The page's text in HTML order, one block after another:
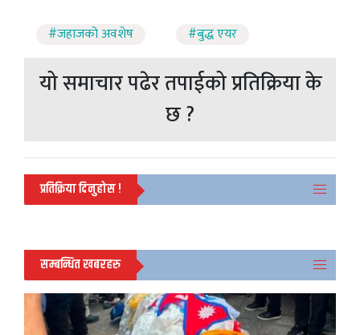
#जहाजको अवशेष #बुद्ध एयर
यो समाचार पढेर तपाईको प्रतिक्रिया के
छ ?
प्रतिक्रिया दिनुहोस !
सम्बन्धित खबरहरु